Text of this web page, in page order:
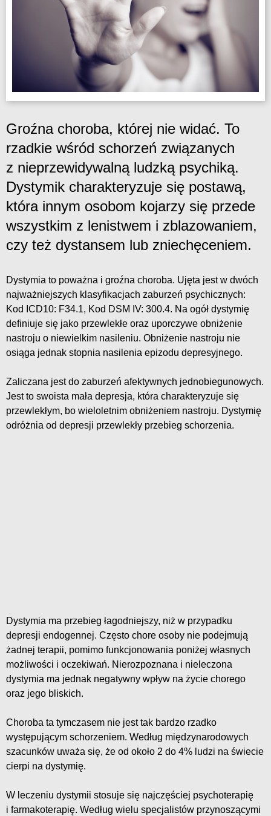
Groźna choroba, której nie widać. To
rzadkie wśród schorzeń związanych
z nieprzewidywalną ludzką psychiką.
Dystymik charakteryzuje się postawą,
która innym osobom kojarzy się przede
wszystkim z lenistwem i zblazowaniem,
czy też dystansem lub zniechęceniem.
Dystymia to poważna i groźna choroba. Ujęta jest w dwóch
najważniejszych klasyfikacjach zaburzeń psychicznych:
Kod ICD10: F34.1, Kod DSM IV: 300.4. Na ogół dystymię
definiuje się jako przewlekłe oraz uporczywe obniżenie
nastroju o niewielkim nasileniu. Obniżenie nastroju nie
osiąga jednak stopnia nasilenia epizodu depresyjnego.
Zaliczana jest do zaburzeń afektywnych jednobiegunowych.
Jest to swoista mała depresja, która charakteryzuje się
przewlekłym, bo wieloletnim obniżeniem nastroju. Dystymię
odróżnia od depresji przewlekły przebieg schorzenia.
Dystymia ma przebieg łagodniejszy, niż w przypadku
depresji endogennej. Często chore osoby nie podejmują
żadnej terapii, pomimo funkcjonowania poniżej własnych
możliwości i oczekiwań. Nierozpoznana i nieleczona
dystymia ma jednak negatywny wpływ na życie chorego
oraz jego bliskich.
Choroba ta tymczasem nie jest tak bardzo rzadko
występującym schorzeniem. Według międzynarodowych
szacunków uważa się, że od około 2 do 4% ludzi na świecie
cierpi na dystymię.
W leczeniu dystymii stosuje się najczęściej psychoterapię
i farmakoterapię. Według wielu specjalistów przynoszącymi